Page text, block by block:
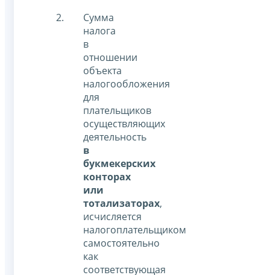
Сумма
налога
в
отношении
объекта
налогообложения
для
плательщиков
осуществляющих
деятельность
в
букмекерских
конторах
или
тотализаторах,
исчисляется
налогоплательщиком
самостоятельно
как
соответствующая